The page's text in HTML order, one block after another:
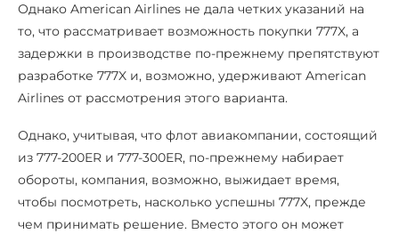
Однако American Airlines не дала четких указаний на
то, что рассматривает возможность покупки 777X, а
задержки в производстве по-прежнему препятствуют
разработке 777X и, возможно, удерживают American
Airlines от рассмотрения этого варианта.
Однако, учитывая, что флот авиакомпании, состоящий
из 777-200ER и 777-300ER, по-прежнему набирает
обороты, компания, возможно, выжидает время,
чтобы посмотреть, насколько успешны 777X, прежде
чем принимать решение. Вместо этого он может